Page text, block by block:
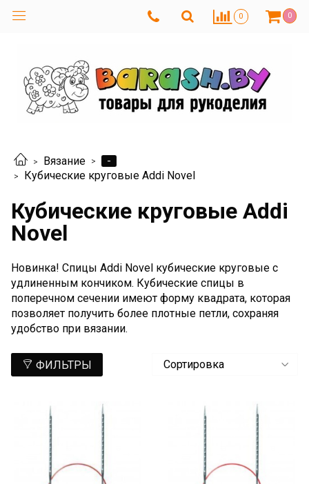
0 0
Вязание
-
Кубические круговые Addi Novel
Кубические круговые Addi
Novel
Новинка! Спицы Addi Novel кубические круговые с
удлиненным кончиком. Кубические спицы в
поперечном сечении имеют форму квадрата, которая
позволяет получить более плотные петли, сохраняя
удобство при вязании.
ФИЛЬТРЫ